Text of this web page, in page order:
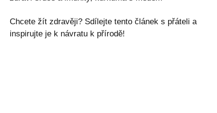
Chcete žít zdravěji? Sdílejte tento článek s přáteli a
inspirujte je k návratu k přírodě!